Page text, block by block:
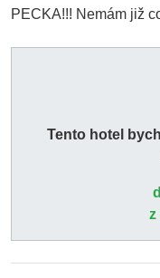
PECKA!!! Nemám již
Tento hotel
z